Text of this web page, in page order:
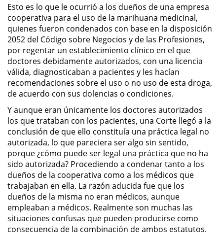
Simple Assault
Simple Battery
Domestic Violence
Child Abuse
Child Abduction
Child Endangerment
Child Neglect
Corporal Injury on a Spouse
Criminal Threats
Domestic Battery
Esto es lo que le ocurrió a los dueños de una empresa
cooperativa para el uso de la marihuana medicinal,
quienes fueron condenados con base en la disposición
2052 del Código sobre Negocios y de las Profesiones,
por regentar un establecimiento clínico en el que
doctores debidamente autorizados, con una licencia
válida, diagnosticaban a pacientes y les hacían
recomendaciones sobre el uso o no uso de esta droga,
de acuerdo con sus dolencias o condiciones.
Y aunque eran únicamente los doctores autorizados
los que trataban con los pacientes, una Corte llegó a la
conclusión de que ello constituía una práctica legal no
autorizada, lo que pareciera ser algo sin sentido,
porque ¿cómo puede ser legal una práctica que no ha
sido autorizada? Procediendo a condenar tanto a los
dueños de la cooperativa como a los médicos que
trabajaban en ella. La razón aducida fue que los
dueños de la misma no eran médicos, aunque
empleaban a médicos. Realmente son muchas las
situaciones confusas que pueden producirse como
consecuencia de la combinación de ambos estatutos.